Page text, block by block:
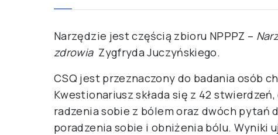
Narzędzie jest częścią zbioru NPPPZ –
zdrowiaZygfryda Juczyńskiego.
CSQ jest przeznaczony do badania osób
Kwestionariusz składa się z 42
radzenia sobie z bólem oraz dwóch pytań
poradzenia sobie i obniżenia bólu. Wyniki